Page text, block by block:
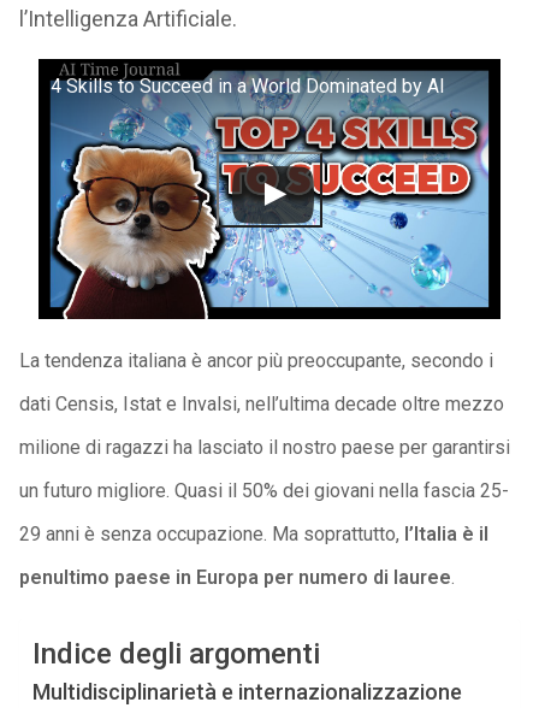
l’Intelligenza Artificiale.
4 Skills to Succeed in a World Dominated by AI
La tendenza italiana è ancor più preoccupante, secondo i
dati Censis, Istat e Invalsi, nell’ultima decade oltre mezzo
milione di ragazzi ha lasciato il nostro paese per garantirsi
un futuro migliore. Quasi il 50% dei giovani nella fascia 25-
29 anni è senza occupazione. Ma soprattutto, l’Italia è il
penultimo paese in Europa per numero di lauree.
Indice degli argomenti
Multidisciplinarietà e internazionalizzazione